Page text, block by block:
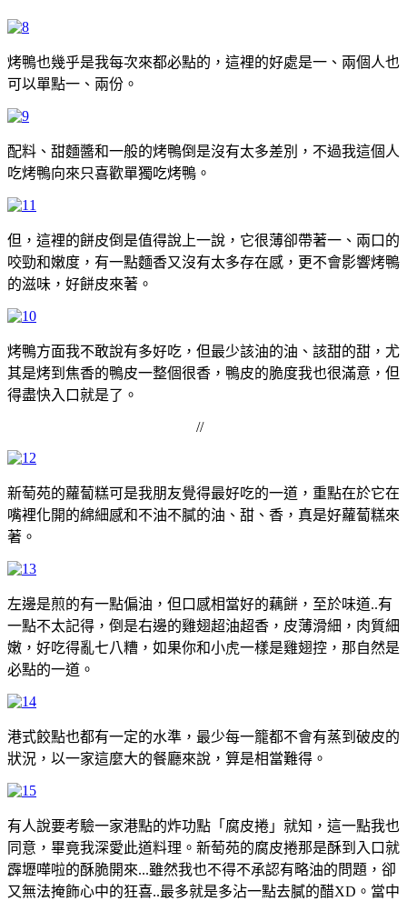
烤鴨也幾乎是我每次來都必點的，這裡的好處是一、兩個人也
可以單點一、兩份。
配料、甜麵醬和一般的烤鴨倒是沒有太多差別，不過我這個人
吃烤鴨向來只喜歡單獨吃烤鴨。
但，這裡的餅皮倒是值得說上一說，它很薄卻帶著一、兩口的
咬勁和嫩度，有一點麵香又沒有太多存在感，更不會影響烤鴨
的滋味，好餅皮來著。
烤鴨方面我不敢說有多好吃，但最少該油的油、該甜的甜，尤
其是烤到焦香的鴨皮一整個很香，鴨皮的脆度我也很滿意，但
得盡快入口就是了。
//
新萄苑的蘿蔔糕可是我朋友覺得最好吃的一道，重點在於它在
嘴裡化開的綿細感和不油不膩的油、甜、香，真是好蘿蔔糕來
著。
左邊是煎的有一點偏油，但口感相當好的藕餅，至於味道..有
一點不太記得，倒是右邊的雞翅超油超香，皮薄滑細，肉質細
嫩，好吃得亂七八糟，如果你和小虎一樣是雞翅控，那自然是
必點的一道。
港式餃點也都有一定的水準，最少每一籠都不會有蒸到破皮的
狀況，以一家這麼大的餐廳來說，算是相當難得。
有人說要考驗一家港點的炸功點「腐皮捲」就知，這一點我也
同意，畢竟我深愛此道料理。新萄苑的腐皮捲那是酥到入口就
霹壢嘩啦的酥脆開來...雖然我也不得不承認有略油的問題，卻
又無法掩飾心中的狂喜..最多就是多沾一點去膩的醋XD。當中